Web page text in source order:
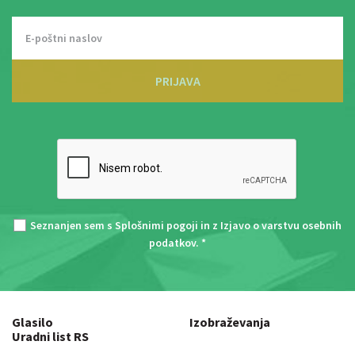
PRIJAVA
Seznanjen sem s Splošnimi pogoji in z Izjavo o varstvu osebnih
podatkov. *
Glasilo
Uradni list RS
Izobraževanja